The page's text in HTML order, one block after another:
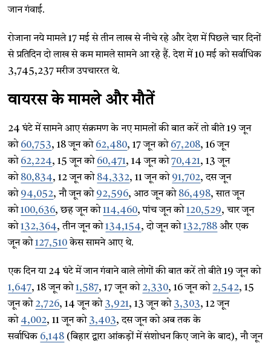
जान गंवाई.
रोजाना नये मामले 17 मई से तीन लाख से नीचे रहे और देश में पिछले चार दिनों
से प्रतिदिन दो लाख से कम मामले सामने आ रहे हैं. देश में 10 मई को सर्वाधिक
3,745,237 मरीज उपचाररत थे.
वायरस के मामले और मौतें
24 घंटे में सामने आए संक्रमण के नए मामलों की बात करें तो बीते 19 जून
को 60,753, 18 जून को 62,480, 17 जून को 67,208, 16 जून
को 62,224, 15 जून को 60,471, 14 जून को70,421, 13 जून
को 80,834, 12 जून को 84,332, 11 जून को 91,702, दस जून
को 94,052, नौ जून को 92,596, आठ जून को 86,498, सात जून
को100,636, छह जून को114,460, पांच जून को120,529, चार जून
को132,364, तीन जून को134,154, दो जून को132,788 और एक
जून को127,510केस सामने आए थे.
एक दिन या 24 घंटे में जान गंवाने वाले लोगों की बात करें तो बीते 19 जून को
1,647, 18 जून को1,587, 17 जून को 2,330, 16 जून को 2,542, 15
जून को 2,726, 14 जून को 3,921, 13 जून को 3,303, 12 जून
को 4,002, 11 जून को 3,403, दस जून को अब तक के
सर्वाधिक 6,148 (बिहार द्वारा आंकड़ों में संशोधन किए जाने के बाद), नौ जून